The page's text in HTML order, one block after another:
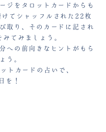
ジをタロットカードからも
てシャッフルされた 22枚
取り、そのカードに記され
てみましょう。
への前向きなヒントがもら
う。
トカードの占いで、
を！